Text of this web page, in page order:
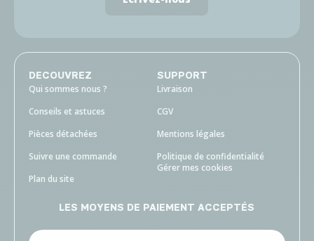
DECOUVREZ
Qui sommes nous ?
Conseils et astuces
Pièces détachées
Suivre une commande
Plan du site
SUPPORT
Livraison
CGV
Mentions légales
Politique de confidentialité
Gérer mes cookies
LES MOYENS DE PAIEMENT ACCEPTÉS